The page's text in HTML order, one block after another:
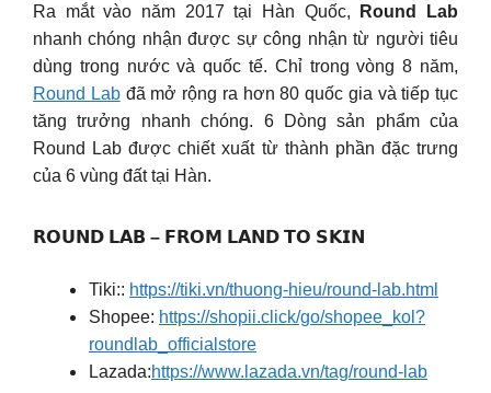
Ra mắt vào năm 2017 tại Hàn Quốc,
Round Lab
nhanh chóng nhận được sự công nhận từ người tiêu
dùng trong nước và quốc tế. Chỉ trong vòng 8 năm,
Round Labđã mở rộng ra hơn 80 quốc gia và tiếp tục
tăng trưởng nhanh chóng. 6 Dòng sản phẩm của
Round Lab được chiết xuất từ thành phần đặc trưng
của 6 vùng đất tại Hàn.
𝗥𝗢𝗨𝗡𝗗 𝗟𝗔𝗕 – 𝗙𝗥𝗢𝗠 𝗟𝗔𝗡𝗗 𝗧𝗢 𝗦𝗞𝗜𝗡​
Tiki:: https://tiki.vn/thuong-hieu/round-lab.html
Shopee: https://shopii.click/go/shopee_kol?
roundlab_officialstore
Lazada:https://www.lazada.vn/tag/round-lab